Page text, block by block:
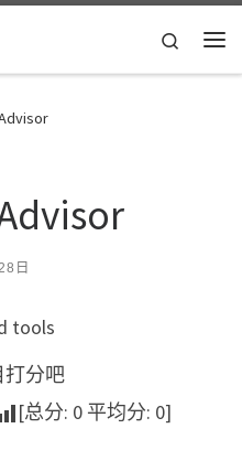
Search
日
tools
打分吧
[总分: 0 平均分: 0]